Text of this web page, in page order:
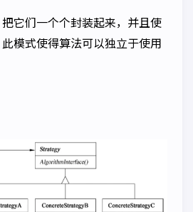
它们一个个封装起来，并且使
模式使得算法可以独立于使用